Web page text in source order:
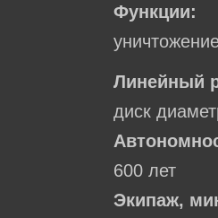
Функции:
Линейный
диск
600 лет
Экипаж,